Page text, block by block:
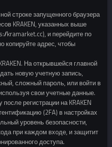
строке запущенного браузера
KRAKEN, указанных выше
kramarket.cc), и перейдите по
копируйте адрес, чтобы
На открывшейся главной
новую учетную запись,
сложный пароль, или войти в
свои учетные данные.
регистрации на KRAKEN
(2FA) в настройках
уровень безопасности,
при каждом входе, и защитит
доступа.